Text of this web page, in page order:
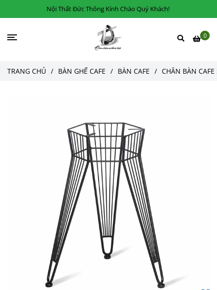
Nội Thất Đức Thông Kính Chào Quý Khách!
0
TRANG CHỦ / BÀN GHẾ CAFE / BÀN CAFE / CHÂN BÀN CAFE